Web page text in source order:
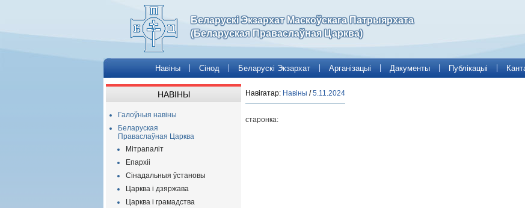
Беларускі Экзархат Маскоўскага Патрыярхата
(Беларуская Праваслаўная Царква)
Навіны Сінод Беларускі Экзархат Арганізацыі Дакументы Публікацыі
НАВІНЫ
Галоўныя навіны
Беларуская
Праваслаўная Царква
Мітрапаліт
Епархіі
Сінадальныя ўстановы
Царква і дзяржава
Царква і грамадства
Навігатар: Навіны /5.11.2024
старонка: